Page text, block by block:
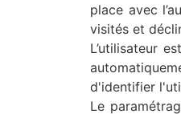
place avec
visités et
L’utilisateur
d'identifier
Le